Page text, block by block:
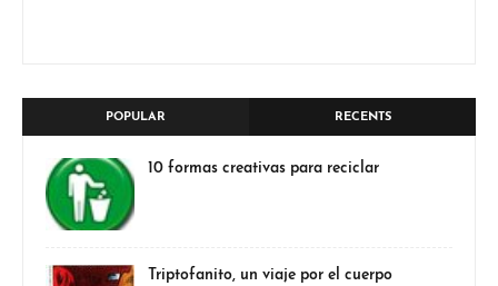
POPULAR RECENTS
10 formas creativas para reciclar
Triptofanito, un viaje por el cuerpo